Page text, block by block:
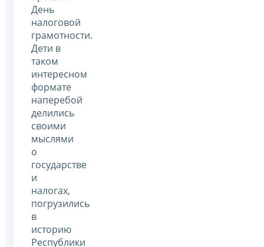
День
налоговой
грамотности.
Дети в
таком
интересном
формате
наперебой
делились
своими
мыслями
о
государстве
и
налогах,
погрузились
в
историю
Республики